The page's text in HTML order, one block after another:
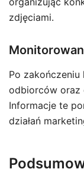
zdjęciami.
Po
odbiorców oraz
Informacje te
działań